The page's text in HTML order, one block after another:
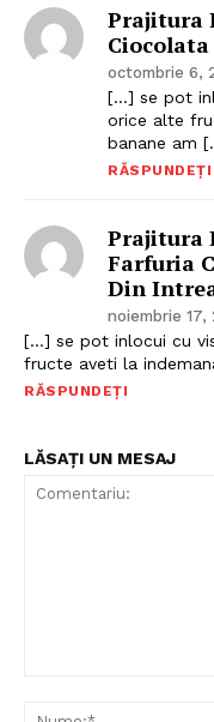
Prajitura
Ciocolata
octombrie 6,
[…] se pot
orice alte
banane am
RĂSPUNDEȚI
Prajitura
Farfuria
Din
noiembrie 17,
[…] se pot inlocui cu
fructe aveti la
RĂSPUNDEȚI
LĂSAȚI UN MESAJ